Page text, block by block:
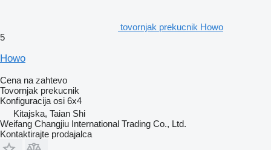
tovornjak prekucnik Howo
5
Howo
Cena na zahtevo
Tovornjak prekucnik
Konfiguracija osi 6x4
Kitajska, Taian Shi
Weifang Changjiu International Trading Co., Ltd.
Kontaktirajte prodajalca